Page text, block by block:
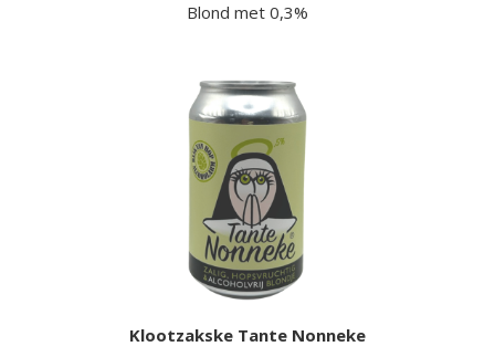
Blond met 0,3%
Klootzakske Tante Nonneke